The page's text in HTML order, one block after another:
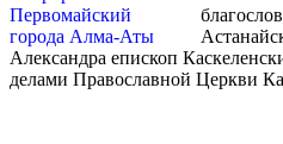
Александра епископ
делами Православной Церкви